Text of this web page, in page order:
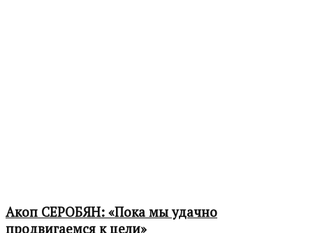
Акоп СЕРОБЯН: «Пока мы удачно
продвигаемся к цели»